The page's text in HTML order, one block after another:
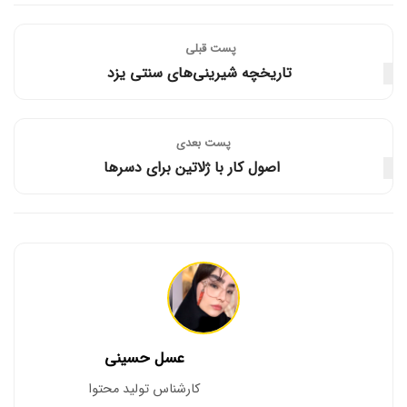
پست قبلی
تاریخچه شیرینی‌های سنتی یزد
پست‌ بعدی
اصول کار با ژلاتین برای دسرها
عسل حسینی
کارشناس تولید محتوا